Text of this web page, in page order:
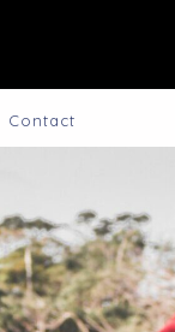
Contact